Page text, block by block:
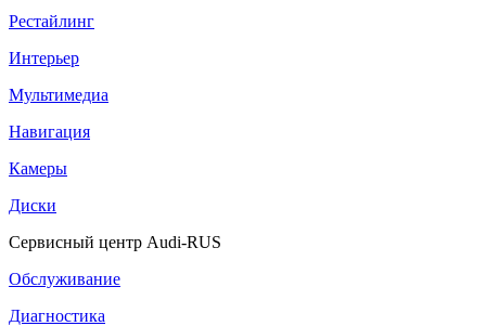
Рестайлинг
Интерьер
Мультимедиа
Навигация
Камеры
Диски
Сервисный центр Audi-RUS
Обслуживание
Диагностика